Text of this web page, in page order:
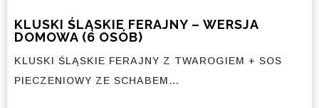
KLUSKI ŚLĄSKIE FERAJNY – WERSJA
DOMOWA (6 OSÓB)
KLUSKI ŚLĄSKIE FERAJNY Z TWAROGIEM + SOS
PIECZENIOWY ZE SCHABEM…